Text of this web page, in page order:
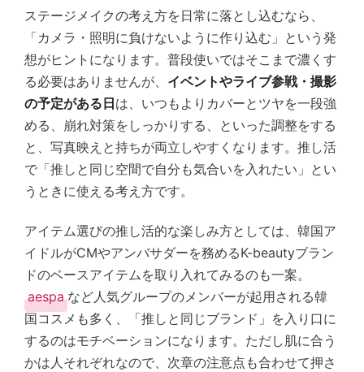
ステージメイクの考え方を日常に落とし込むなら、
「カメラ・照明に負けないように作り込む」という発
想がヒントになります。普段使いではそこまで濃くす
る必要はありませんが、 イベントやライブ参戦・撮影
の予定がある日は、いつもよりカバーとツヤを一段強
める、崩れ対策をしっかりする、といった調整をする
と、写真映えと持ちが両立しやすくなります。推し活
で「推しと同じ空間で自分も気合いを入れたい」とい
うときに使える考え方です。
アイテム選びの推し活的な楽しみ方としては、韓国ア
イドルがCMやアンバサダーを務めるK-beautyブラン
ドのベースアイテムを取り入れてみるのも一案。
aespa など人気グループのメンバーが起用される韓
国コスメも多く、「推しと同じブランド」を入り口に
するのはモチベーションになります。ただし肌に合う
かは人それぞれなので、次章の注意点も合わせて押さ